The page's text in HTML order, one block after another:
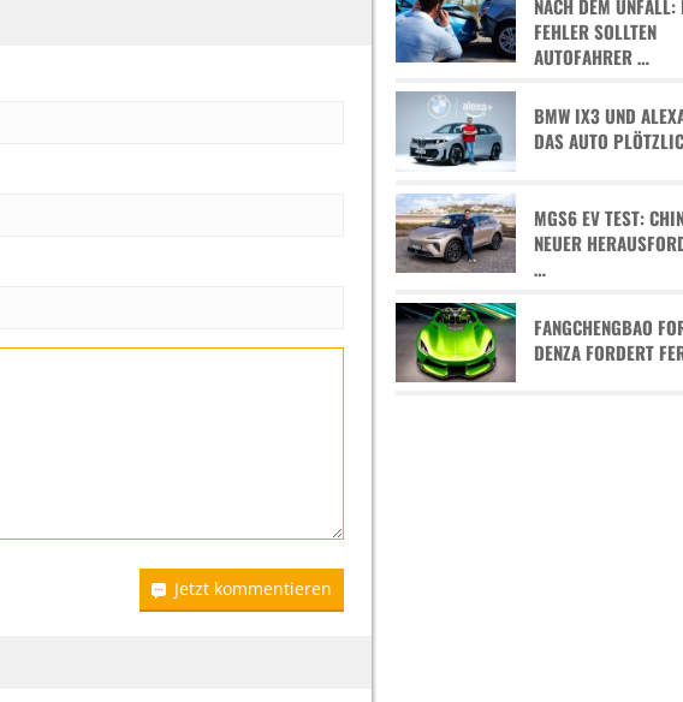
Jetzt kommentieren
NACH DEM UNFALL:
FEHLER SOLLTEN
AUTOFAHRER …
BMW IX3 UND
DAS AUTO
MGS6 EV TEST:
NEUER
…
FANGCHENGBAO
DENZA FORDERT